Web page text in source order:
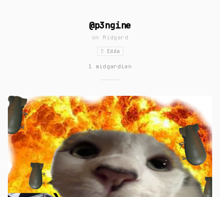
@p3ngine
on Midgard
ᛖ Edda
1 midgardian